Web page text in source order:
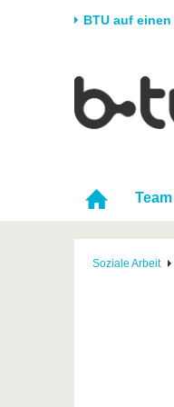
BTU auf
Universität
Karriere &
Partnerschaften &
Strukturwandel
Team
Soziale Arbeit